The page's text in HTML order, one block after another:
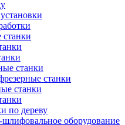
станки
станки
станки
по дереву
оборудование